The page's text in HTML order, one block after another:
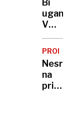
ozadje
za
dom,
nad
2000
strel
Bi
V
še
danes
živi
več
na